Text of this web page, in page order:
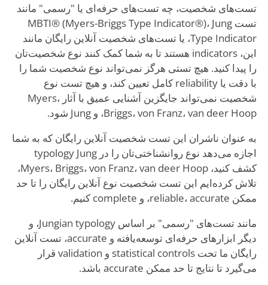
تست‌های شخصیت، چه تست‌های حرفه‌ای یا "رسمی" مانند
تست MBTI® (Myers-Briggs Type Indicator®)، Jung
Type Indicator، یا تست‌های شخصیت آنلاین رایگان مانند
این، indicators هستند تا به شما کمک کنند نوع شخصیت‌تان
را پیدا کنید. هیچ تستی هرگز نمی‌تواند نوع شخصیت شما را
با دقت یا reliability کامل تعیین کند، و هیچ تست نوع
شخصیت نمی‌تواند جایگزین آشنایی عمیق با آثار Myers،
Briggs، von Franz، van deer Hoop، و Jung شود.
به عنوان ناشران این تست شخصیت آنلاین رایگان که به شما
اجازه می‌دهد نوع روانشناختی‌تان را در typology Jung
کشف کنید، Myers، Briggs، von Franz، van deer Hoop،
تلاش کرده‌ایم این تست شخصیت نوع آنلاین رایگان را تا حد
ممکن reliable، accurate، و complete کنیم.
مانند تست‌های "رسمی" بر اساس Jungian typology، و
دیگر ابزارهای حرفه‌ای توسعه‌یافته و accurate، تست آنلاین
رایگان ما تحت statistical controls و validation قرار
می‌گیرد تا نتایج تا حد ممکن accurate باشد.